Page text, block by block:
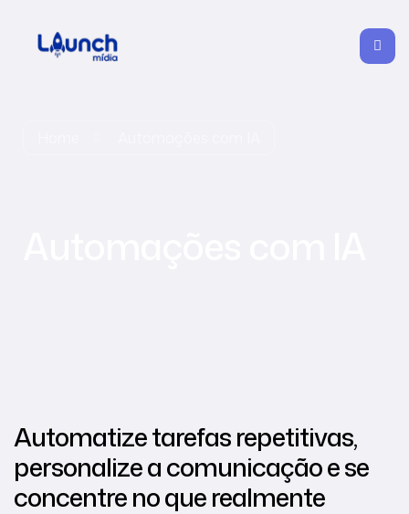
Automatize tarefas repetitivas,
personalize a comunicação e se
concentre no que realmente